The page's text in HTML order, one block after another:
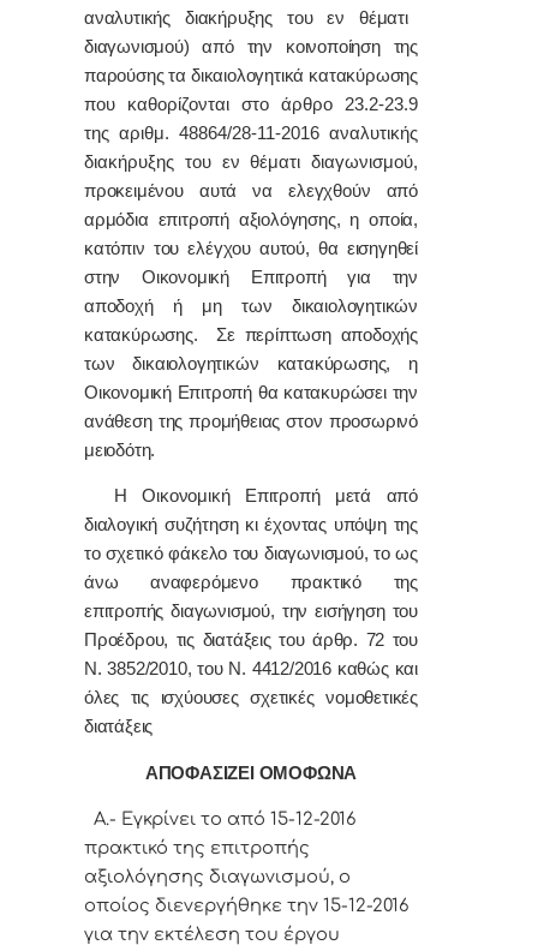
αναλυτικής διακήρυξης του εν θέματι
διαγωνισμού) από την κοινοποίηση της
παρούσης τα δικαιολογητικά κατακύρωσης
που καθορίζονται στο άρθρο 23.2-23.9
της αριθμ. 48864/28-11-2016 αναλυτικής
διακήρυξης του εν θέματι διαγωνισμού,
προκειμένου αυτά να ελεγχθούν από
αρμόδια επιτροπή αξιολόγησης, η οποία,
κατόπιν του ελέγχου αυτού, θα εισηγηθεί
στην Οικονομική Επιτροπή για την
αποδοχή ή μη των δικαιολογητικών
κατακύρωσης. Σε περίπτωση αποδοχής
των δικαιολογητικών κατακύρωσης, η
Οικονομική Επιτροπή θα κατακυρώσει την
ανάθεση της προμήθειας στον προσωρινό
μειοδότη.
Η Οικονομική Επιτροπή μετά από
διαλογική συζήτηση κι έχοντας υπόψη της
το σχετικό φάκελο του διαγωνισμού, το ως
άνω αναφερόμενο πρακτικό της
επιτροπής διαγωνισμού, την εισήγηση του
Προέδρου, τις διατάξεις του άρθρ. 72 του
Ν. 3852/2010, του Ν. 4412/2016 καθώς και
όλες τις ισχύουσες σχετικές νομοθετικές
διατάξεις
ΑΠΟΦΑΣΙΖΕΙ ΟΜΟΦΩΝΑ
Α.- Εγκρίνει το από 15-12-2016
πρακτικό της επιτροπής
αξιολόγησης διαγωνισμού, ο
οποίος διενεργήθηκε την 15-12-2016
για την εκτέλεση του έργου